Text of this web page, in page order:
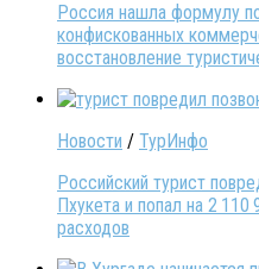
Россия нашла формулу
конфискованных
восстановление
Новости / ТурИнфо
Российский турист
Пхукета и попал на 2
расходов